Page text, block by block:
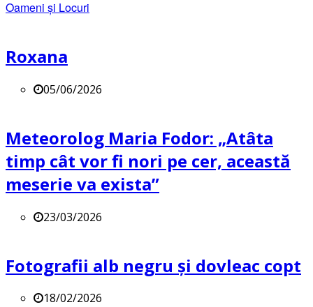
Oameni și Locuri
Roxana
05/06/2026
Meteorolog Maria Fodor: „Atâta
timp cât vor fi nori pe cer, această
meserie va exista”
23/03/2026
Fotografii alb negru și dovleac copt
18/02/2026